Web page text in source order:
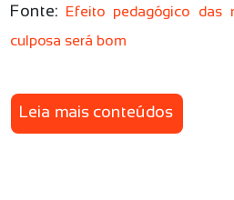
Fonte: Efeito pedagógico das
culposa será bom
Leia mais conteúdos